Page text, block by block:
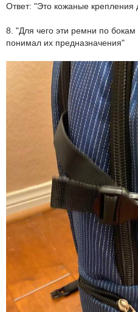
Ответ: "Это кожаные крепления
8. "Для чего эти ремни по
понимал их предназначения"